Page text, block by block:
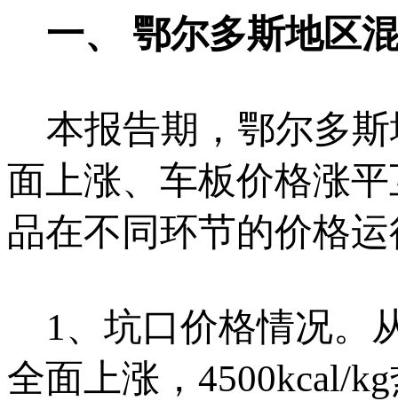
一、 鄂尔多斯地区
本报告期，鄂尔多斯
面上涨、车板价格涨
品在不同环节的价格
1、坑口价格情况。
全面上涨，4500kcal/